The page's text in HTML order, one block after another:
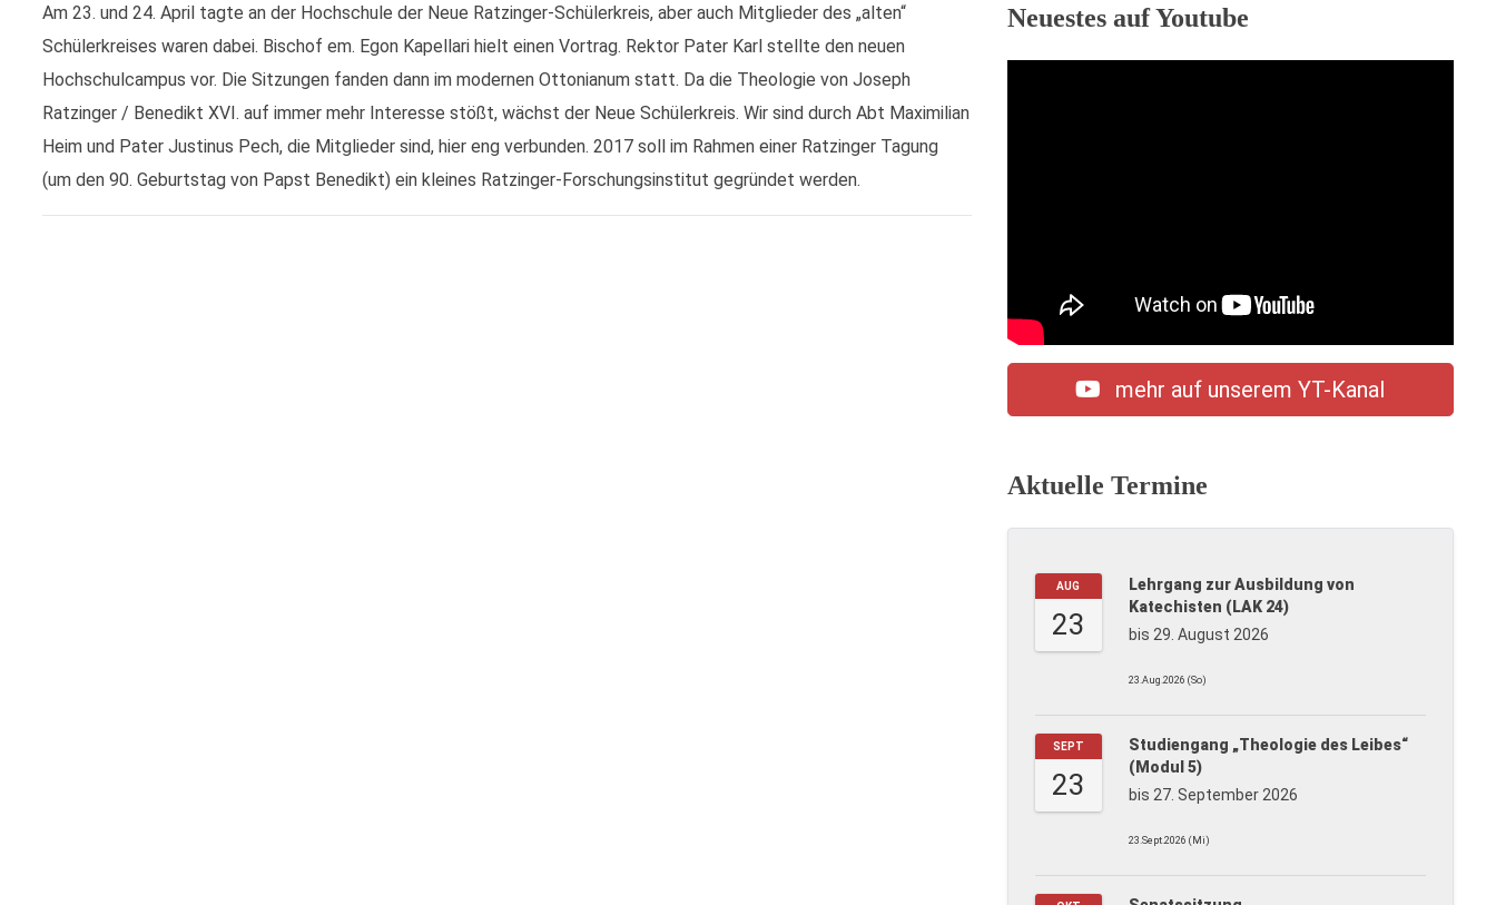
Am 23. und 24. April tagte an der Hochschule der Neue Ratzinger-Schülerkreis, aber auch Mitglieder des „alten“
Schülerkreises waren dabei. Bischof em. Egon Kapellari hielt einen Vortrag. Rektor Pater Karl stellte den neuen
Hochschulcampus vor. Die Sitzungen fanden dann im modernen Ottonianum statt. Da die Theologie von Joseph
Ratzinger / Benedikt XVI. auf immer mehr Interesse stößt, wächst der Neue Schülerkreis. Wir sind durch Abt Maximilian
Heim und Pater Justinus Pech, die Mitglieder sind, hier eng verbunden. 2017 soll im Rahmen einer Ratzinger Tagung
(um den 90. Geburtstag von Papst Benedikt) ein kleines Ratzinger-Forschungsinstitut gegründet werden.
Neuestes auf Youtube
mehr auf unserem YT-Kanal
Aktuelle Termine
AUG
23
Lehrgang zur Ausbildung von
Katechisten (LAK 24)
bis 29. August 2026
23.Aug.2026 (So)
SEPT
23
Studiengang „Theologie des Leibes“
(Modul 5)
bis 27. September 2026
23.Sept.2026 (Mi)